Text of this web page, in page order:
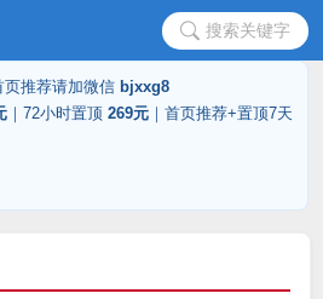
搜索关键字
页推荐请加微信 bjxxg8
｜72小时置顶 269元 ｜首页推荐+置顶7天